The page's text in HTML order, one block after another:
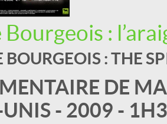
Bourgeois :
BOURGEOIS : THE
DE
UNIS - 2009 -